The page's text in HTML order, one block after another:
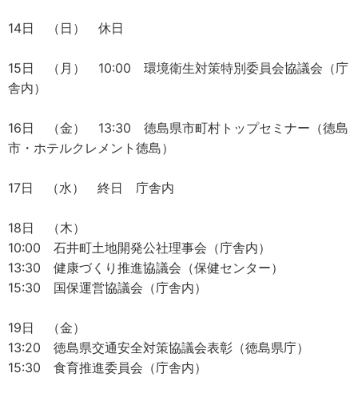
14日 （日） 休日
15日 （月） 10:00 環境衛生対策特別委員会協議会（庁
舎内）
16日 （金） 13:30 徳島県市町村トップセミナー（徳島
市・ホテルクレメント徳島）
17日 （水） 終日 庁舎内
18日 （木）
10:00 石井町土地開発公社理事会（庁舎内）
13:30 健康づくり推進協議会（保健センター）
15:30 国保運営協議会（庁舎内）
19日 （金）
13:20 徳島県交通安全対策協議会表彰（徳島県庁）
15:30 食育推進委員会（庁舎内）